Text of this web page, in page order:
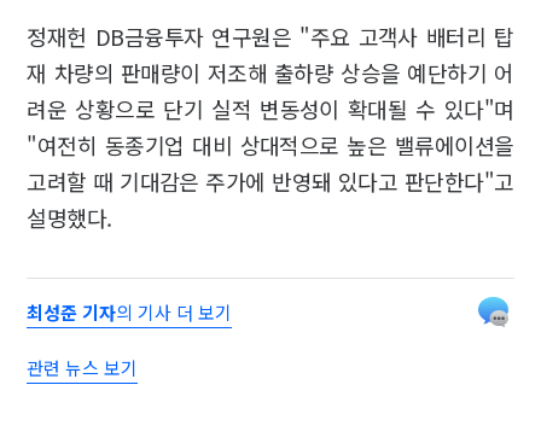
정재헌 DB금융투자 연구원은 "주요 고객사 배터리 탑
재 차량의 판매량이 저조해 출하량 상승을 예단하기 어
려운 상황으로 단기 실적 변동성이 확대될 수 있다"며
"여전히 동종기업 대비 상대적으로 높은 밸류에이션을
고려할 때 기대감은 주가에 반영돼 있다고 판단한다"고
설명했다.
최성준 기자의 기사 더 보기
관련 뉴스 보기